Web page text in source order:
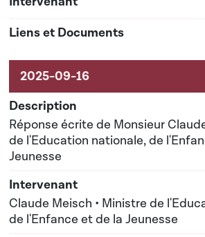
Réponse écrite de Monsieur
de l'Education nationale, de
Jeunesse
Claude Meisch • Ministre de
de l'Enfance et de la Jeunesse